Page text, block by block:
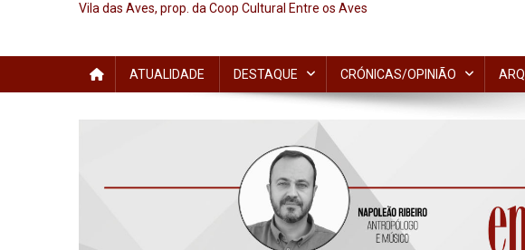
Vila das Aves, prop. da Coop Cultural Entre os Aves
ATUALIDADE DESTAQUE CRÓNICAS/OPINIÃO